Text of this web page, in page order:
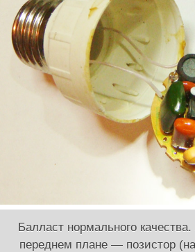
Балласт нормального
переднем плане — позистор